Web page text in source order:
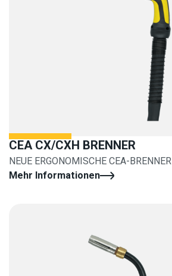
CEA CX/CXH BRENNER
NEUE ERGONOMISCHE CEA-BRENNER
Mehr Informationen